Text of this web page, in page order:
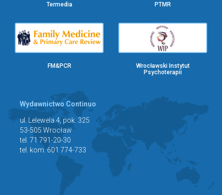
Termedia PTMR
FM&PCR
Wrocławski Instytut
Psychoterapii
Wydawnictwo Continuo
ul. Lelewela 4, pok. 325
53-505 Wrocław
tel. 71 791-20-30
tel. kom. 601 774-733